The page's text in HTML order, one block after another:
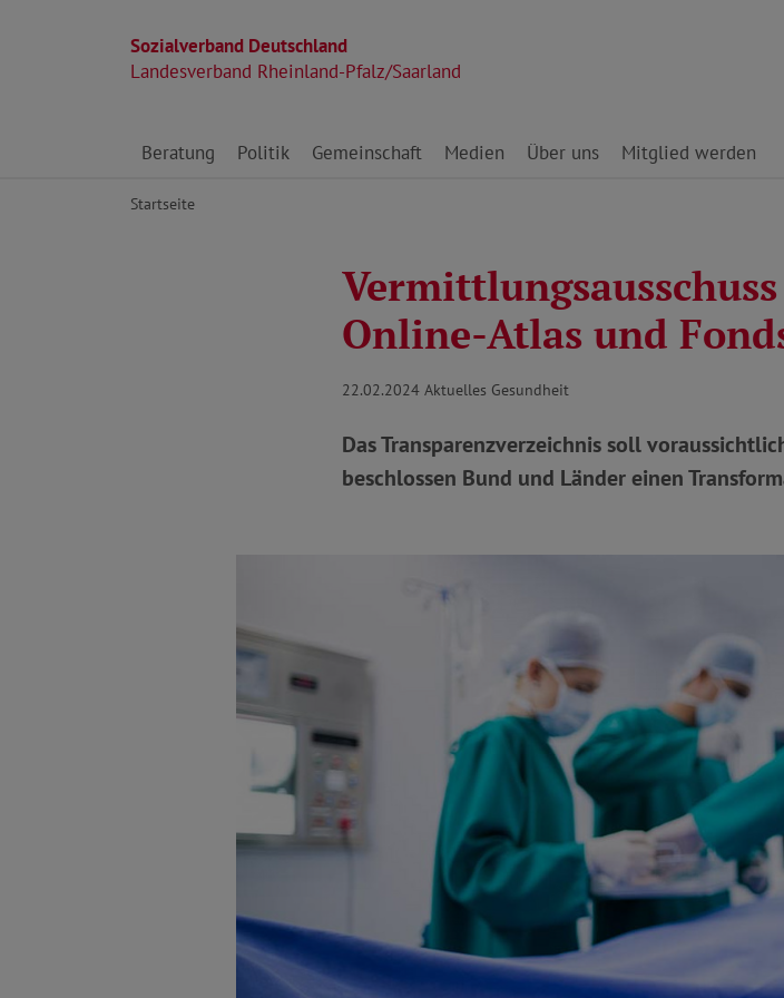
Sozialverband Deutschland
Landesverband Rheinland-Pfalz/Saarland
Direkt zu den Inhalten springen
Beratung Politik Gemeinschaft Medien Über uns Mitglied werden
Startseite
Online-Atlas und
22.02.2024 Aktuelles Gesundheit
Das Transparenzverzeichnis soll
beschlossen Bund und Länder einen